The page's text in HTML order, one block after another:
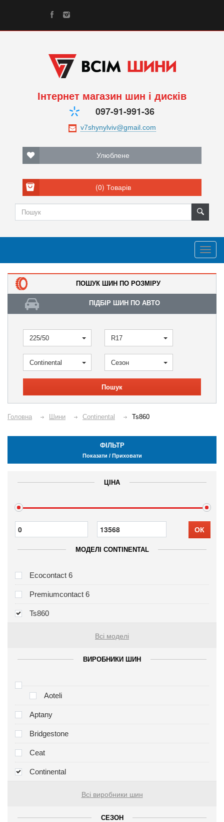
Інтернет магазин шин і дисків
097-91-991-36
Улюблене
(0) Товарів
ПОШУК ШИН ПО РОЗМІРУ
ПІДБІР ШИН ПО АВТО
225/50 R17
Continental Сезон
Пошук
Головна Шини Continental Ts860
ФІЛЬТР
Показати / Приховати
ЦІНА
ОК
МОДЕЛІ CONTINENTAL
Ecocontact 6
Premiumcontact 6
Ts860
Всі моделі
ВИРОБНИКИ ШИН
Aoteli
Aptany
Bridgestone
Ceat
Continental
Всі виробники шин
СЕЗОН